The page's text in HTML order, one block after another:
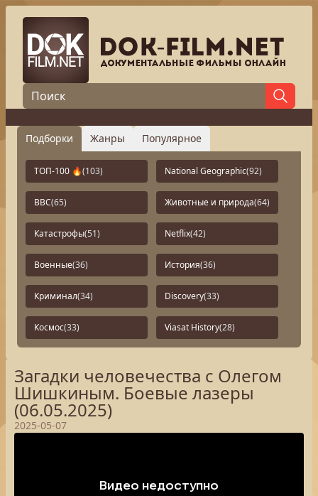
Подборки Жанры Популярное
ТОП-100 🔥(103) National Geographic(92)
BBC(65) Животные и природа(64)
Катастрофы(51) Netflix(42)
Военные(36) История(36)
Криминал(34) Discovery(33)
Космос(33) Viasat History(28)
Загадки человечества с Олегом
Шишкиным. Боевые лазеры
(06.05.2025)
2025-05-07